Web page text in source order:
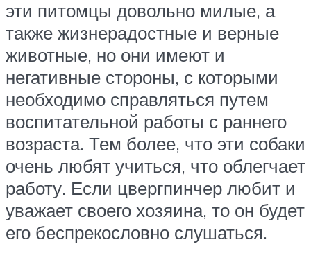
эти питомцы довольно милые, а
также жизнерадостные и верные
животные, но они имеют и
негативные стороны, с которыми
необходимо справляться путем
воспитательной работы с раннего
возраста. Тем более, что эти собаки
очень любят учиться, что облегчает
работу. Если цвергпинчер любит и
уважает своего хозяина, то он будет
его беспрекословно слушаться.